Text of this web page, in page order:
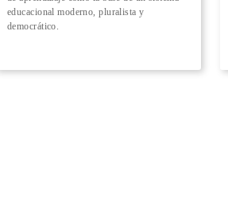
educacional moderno, pluralista y
democrático.